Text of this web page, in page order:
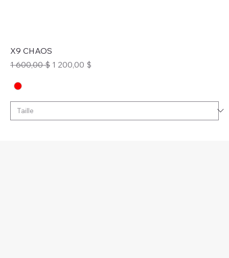
X9 CHAOS
Prix original
1 600,00 $ Prix promotionnel
1 200,00 $